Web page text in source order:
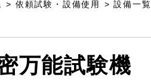
依頼試験・設備使用 設備一覧
万能試験機